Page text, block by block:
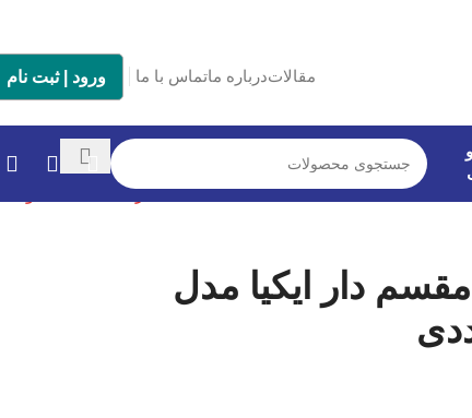
مقالاتدرباره ماتماس با ما ورود | ثبت نام
بازگشت به محصولات
دار ایکیا مدل